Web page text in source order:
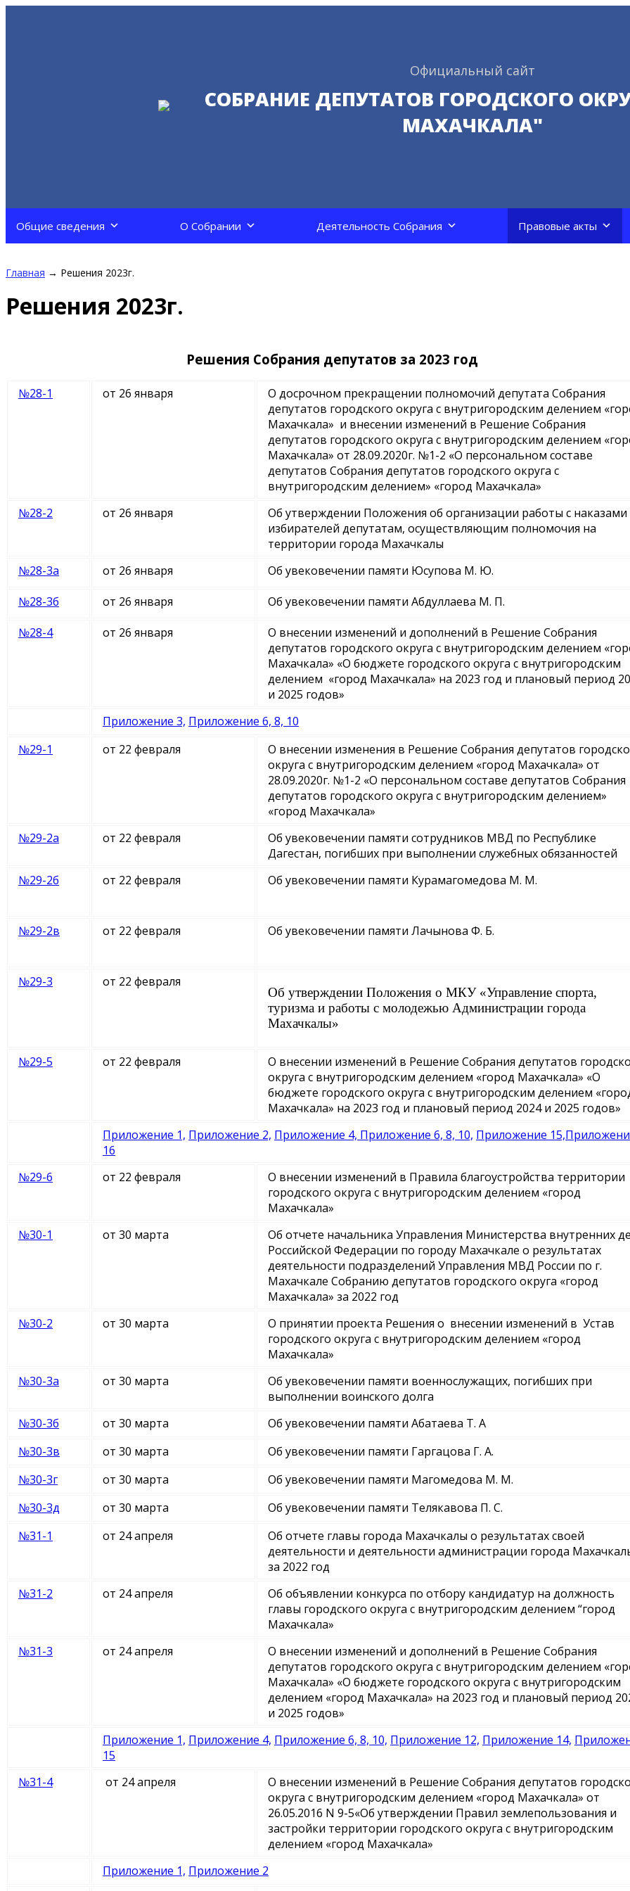
Официальный сайт
СОБРАНИЕ ДЕПУТАТОВ ГОРОДСКОГО
МАХАЧКАЛА"
Общие сведения О Собрании Деятельность Собрания Правовые акты
Главная → Решения 2023г.
Решения 2023г.
Решения Собрания депутатов за 2023 год
№28-1 от 26 января
О досрочном прекращении полномочий депутата Собрания
депутатов городского округа с внутригородским делением
Махачкала» и внесении изменений в Решение Собрания
депутатов городского округа с внутригородским делением
Махачкала» от 28.09.2020г. №1-2 «О персональном составе
депутатов Собрания депутатов городского округа с
внутригородским делением» «город Махачкала»
№28-2
от 26 января
Об утверждении Положения об организации работы с наказами
избирателей депутатам, осуществляющим полномочия на
территории города Махачкалы
№28-3а
от 26 января
Об увековечении памяти Юсупова М. Ю.
№28-3б
от 26 января
Об увековечении памяти Абдуллаева М. П.
№28-4
от 26 января
О внесении изменений и дополнений в Решение Собрания
депутатов городского округа с внутригородским делением
Махачкала» «О бюджете городского округа с внутригородским
делением «город Махачкала» на 2023 год и плановый период
и 2025 годов»
Приложение 3, Приложение 6, 8, 10
№29-1
от 22 февраля
О внесении изменения в Решение Собрания депутатов
округа с внутригородским делением «город Махачкала» от
28.09.2020г. №1-2 «О персональном составе депутатов Собрания
депутатов городского округа с внутригородским делением»
«город Махачкала»
№29-2а
от 22 февраля
Об увековечении памяти сотрудников МВД по Республике
Дагестан, погибших при выполнении служебных обязанностей
№29-2б
от 22 февраля Об увековечении памяти Курамагомедова М. М.
№29-2в от 22 февраля Об увековечении памяти Лачынова Ф. Б.
№29-3 от 22 февраля
Об утверждении Положения о МКУ «Управление спорта,
туризма и работы с молодежью Администрации города
Махачкалы»
№29-5 от 22 февраля
О внесении изменений в Решение Собрания депутатов
округа с внутригородским делением «город Махачкала» «О
бюджете городского округа с внутригородским делением
Махачкала» на 2023 год и плановый период 2024 и 2025 годов»
Приложение 1, Приложение 2, Приложение 4, Приложение 6, 8, 10, Приложение 15,
16
№29-6
от 22 февраля
О внесении изменений в Правила благоустройства территории
городского округа с внутригородским делением «город
Махачкала»
№30-1
от 30 марта
Об отчете начальника Управления Министерства внутренних
Российской Федерации по городу Махачкале о результатах
деятельности подразделений Управления МВД России по г.
Махачкале Собранию депутатов городского округа «город
Махачкала» за 2022 год
№30-2
от 30 марта
О принятии проекта Решения о внесении изменений в Устав
городского округа с внутригородским делением «город
Махачкала»
№30-3а
от 30 марта
Об увековечении памяти военнослужащих, погибших при
выполнении воинского долга
№30-3б
от 30 марта
Об увековечении памяти Абатаева Т. А
№30-3в
от 30 марта
Об увековечении памяти Гаргацова Г. А.
№30-3г
от 30 марта
Об увековечении памяти Магомедова М. М.
№30-3д
от 30 марта
Об увековечении памяти Телякавова П. С.
№31-1
от 24 апреля
Об отчете главы города Махачкалы о результатах своей
деятельности и деятельности администрации города
за 2022 год
№31-2
от 24 апреля
Об объявлении конкурса по отбору кандидатур на должность
главы городского округа с внутригородским делением “город
Махачкала»
№31-3
от 24 апреля
О внесении изменений и дополнений в Решение Собрания
депутатов городского округа с внутригородским делением
Махачкала» «О бюджете городского округа с внутригородским
делением «город Махачкала» на 2023 год и плановый период
и 2025 годов»
Приложение 1, Приложение 4, Приложение 6, 8, 10, Приложение 12, Приложение 14,
15
№31-4
от 24 апреля
О внесении изменений в Решение Собрания депутатов
округа с внутригородским делением «город Махачкала» от
26.05.2016 N 9-5«Об утверждении Правил землепользования и
застройки территории городского округа с внутригородским
делением «город Махачкала»
Приложение 1, Приложение 2